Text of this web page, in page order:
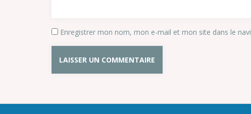
Enregistrer mon nom, mon e-mail et mon site dans le